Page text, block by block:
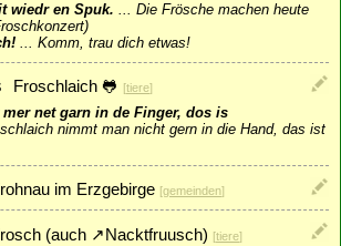
wiedr en Spuk. ... Die Frösche machen heute
... Komm, trau dich etwas!
Froschlaich 🐸 [tiere]
net garn in de Finger, dos is
nimmt man nicht gern in die Hand, das ist
im Erzgebirge [gemeinden]
(auch ↗ Nacktfruusch) [tiere]